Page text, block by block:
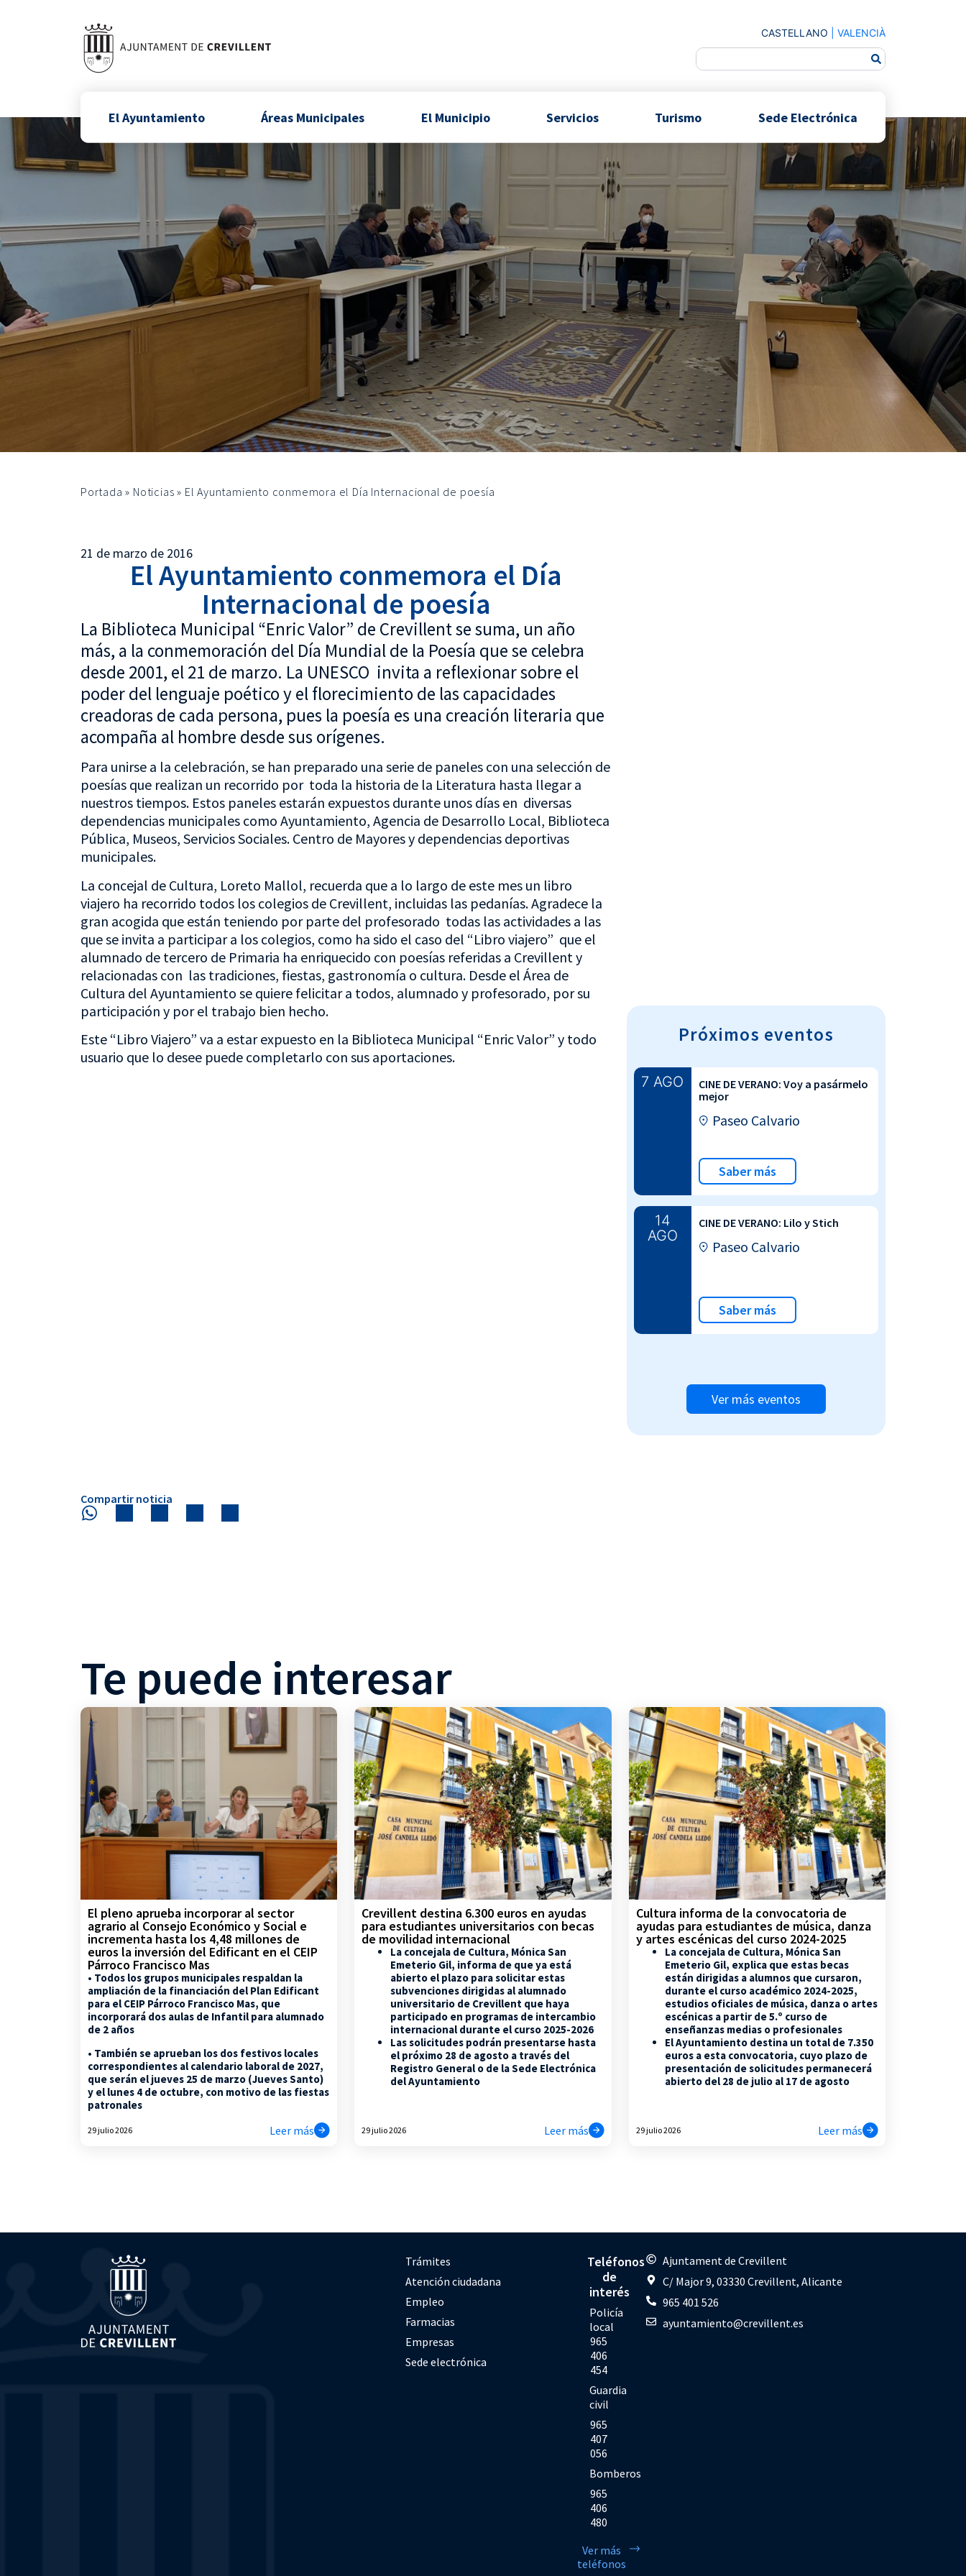
CASTELLANO VALENCIÀ
El Ayuntamiento Áreas Municipales El Municipio Servicios Turismo Sede Electrónica
Portada » Noticias » El Ayuntamiento conmemora el Día Internacional de poesía
21 de marzo de 2016
El Ayuntamiento conmemora el Día
Internacional de poesía
La Biblioteca Municipal “Enric Valor” de Crevillent se suma, un año
más, a la conmemoración del Día Mundial de la Poesía que se celebra
desde 2001, el 21 de marzo. La UNESCO invita a reflexionar sobre el
poder del lenguaje poético y el florecimiento de las capacidades
creadoras de cada persona, pues la poesía es una creación literaria que
acompaña al hombre desde sus orígenes.
Para unirse a la celebración, se han preparado una serie de paneles con una selección de
poesías que realizan un recorrido por toda la historia de la Literatura hasta llegar a
nuestros tiempos. Estos paneles estarán expuestos durante unos días en diversas
dependencias municipales como Ayuntamiento, Agencia de Desarrollo Local, Biblioteca
Pública, Museos, Servicios Sociales. Centro de Mayores y dependencias deportivas
municipales.
La concejal de Cultura, Loreto Mallol, recuerda que a lo largo de este mes un libro
viajero ha recorrido todos los colegios de Crevillent, incluidas las pedanías. Agradece la
gran acogida que están teniendo por parte del profesorado todas las actividades a las
que se invita a participar a los colegios, como ha sido el caso del “Libro viajero” que el
alumnado de tercero de Primaria ha enriquecido con poesías referidas a Crevillent y
relacionadas con las tradiciones, fiestas, gastronomía o cultura. Desde el Área de
Cultura del Ayuntamiento se quiere felicitar a todos, alumnado y profesorado, por su
participación y por el trabajo bien hecho.
Este “Libro Viajero” va a estar expuesto en la Biblioteca Municipal “Enric Valor” y todo
usuario que lo desee puede completarlo con sus aportaciones.
Próximos eventos
7 AGO
CINE DE VERANO: Voy a pasármelo
mejor
Paseo Calvario
Saber más
14
AGO
CINE DE VERANO: Lilo y Stich
Paseo Calvario
Saber más
Ver más eventos
Compartir noticia
Te puede interesar
El pleno aprueba incorporar al sector
agrario al Consejo Económico y Social e
incrementa hasta los 4,48 millones de
euros la inversión del Edificant en el CEIP
Párroco Francisco Mas
• Todos los grupos municipales respaldan la
ampliación de la financiación del Plan Edificant
para el CEIP Párroco Francisco Mas, que
incorporará dos aulas de Infantil para alumnado
de 2 años
• También se aprueban los dos festivos locales
correspondientes al calendario laboral de 2027,
que serán el jueves 25 de marzo (Jueves Santo)
y el lunes 4 de octubre, con motivo de las fiestas
patronales
29 julio 2026 Leer más
Crevillent destina 6.300 euros en ayudas
para estudiantes universitarios con becas
de movilidad internacional
La concejala de Cultura, Mónica San
Emeterio Gil, informa de que ya está
abierto el plazo para solicitar estas
subvenciones dirigidas al alumnado
universitario de Crevillent que haya
participado en programas de intercambio
internacional durante el curso 2025-2026
Las solicitudes podrán presentarse hasta
el próximo 28 de agosto a través del
Registro General o de la Sede Electrónica
del Ayuntamiento
29 julio 2026 Leer más
Cultura informa de la convocatoria de
ayudas para estudiantes de música, danza
y artes escénicas del curso 2024-2025
La concejala de Cultura, Mónica San
Emeterio Gil, explica que estas becas
están dirigidas a alumnos que cursaron,
durante el curso académico 2024-2025,
estudios oficiales de música, danza o artes
escénicas a partir de 5.º curso de
enseñanzas medias o profesionales
El Ayuntamiento destina un total de 7.350
euros a esta convocatoria, cuyo plazo de
presentación de solicitudes permanecerá
abierto del 28 de julio al 17 de agosto
29 julio 2026 Leer más
Trámites
Atención ciudadana
Empleo
Farmacias
Empresas
Sede electrónica
Teléfonos
de
interés
Policía
local
965
406
454
Guardia
civil
965
407
056
Bomberos
965
406
480
Ver más
teléfonos
Ajuntament de Crevillent
C/ Major 9, 03330 Crevillent, Alicante
965 401 526
ayuntamiento@crevillent.es